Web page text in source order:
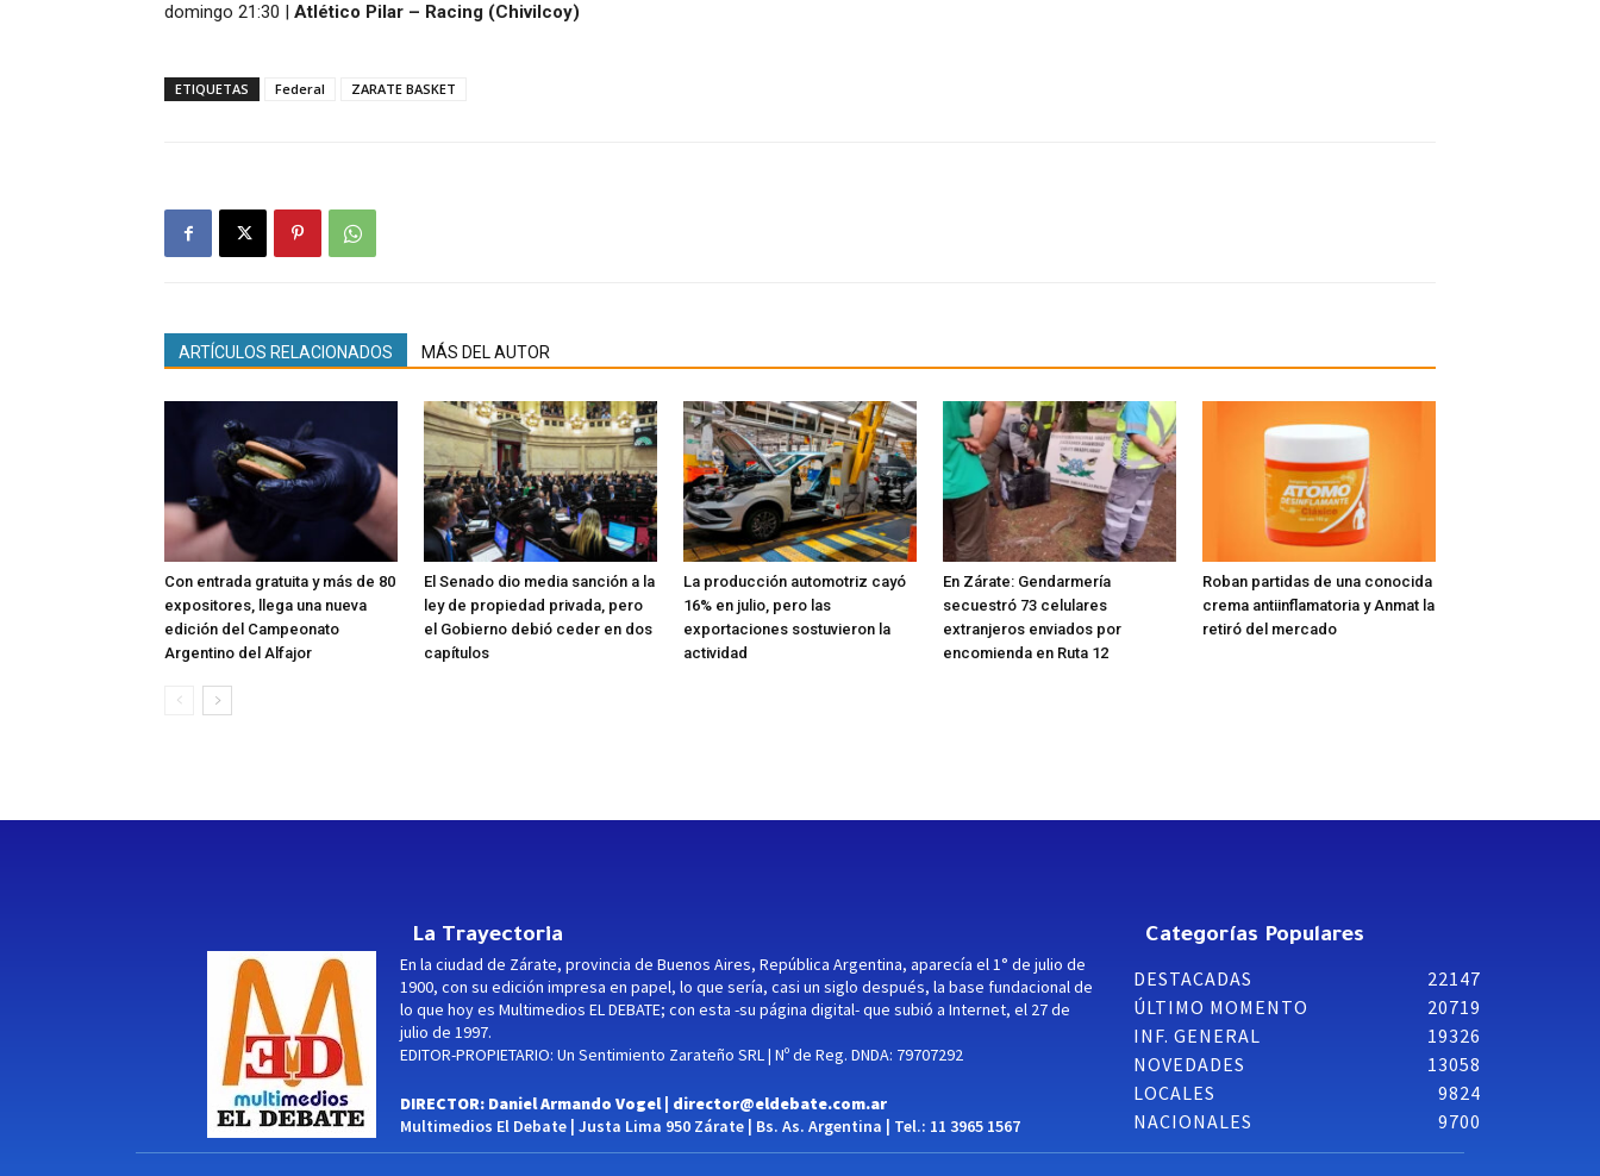
domingo 21:30 | Atlético Pilar – Racing (Chivilcoy)
ETIQUETAS Federal ZARATE BASKET
ARTÍCULOS RELACIONADOS MÁS DEL AUTOR
Con entrada gratuita y más de 80
expositores, llega una nueva
edición del Campeonato
Argentino del Alfajor
El Senado dio media sanción a la
ley de propiedad privada, pero
el Gobierno debió ceder en dos
capítulos
La producción automotriz cayó
16% en julio, pero las
exportaciones sostuvieron la
actividad
En Zárate: Gendarmería
secuestró 73 celulares
extranjeros enviados por
encomienda en Ruta 12
Roban partidas de una conocida
crema antiinflamatoria y Anmat la
retiró del mercado
La Trayectoria
En la ciudad de Zárate, provincia de Buenos Aires, República Argentina, aparecía el 1° de julio de
1900, con su edición impresa en papel, lo que sería, casi un siglo después, la base fundacional de
lo que hoy es Multimedios EL DEBATE; con esta -su página digital- que subió a Internet, el 27 de
julio de 1997.
EDITOR-PROPIETARIO: Un Sentimiento Zarateño SRL | Nº de Reg. DNDA: 79707292
DIRECTOR: Daniel Armando Vogel | director@eldebate.com.ar
Multimedios El Debate | Justa Lima 950 Zárate | Bs. As. Argentina | Tel.: 11 3965 1567
Categorías Populares
DESTACADAS
22147
ÚLTIMO MOMENTO
20719
INF. GENERAL
19326
NOVEDADES
13058
LOCALES
9824
NACIONALES
9700